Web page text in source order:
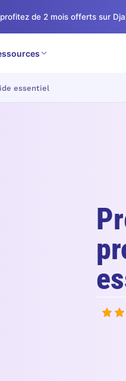
de 2 mois offerts sur
essentiel